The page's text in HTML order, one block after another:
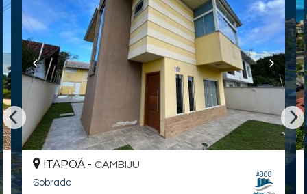
SC
ver mapa abaixo
#808
ITAPOÁ -CAMBIJU
Sobrado